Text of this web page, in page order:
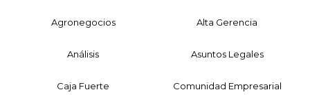
Agronegocios Alta Gerencia
Análisis Asuntos Legales
Caja Fuerte Comunidad Empresarial